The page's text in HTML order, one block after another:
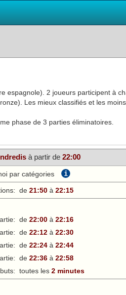
espagnole). 2 joueurs participent à
Les mieux classifiés et les
phase de 3 parties éliminatoires.
sà partir de 22:00
par catégories i
de 21:50 à 22:15
de 22:00 à 22:16
de 22:12 à 22:30
de 22:24 à 22:44
de 22:36 à 22:58
toutes les 2 minutes